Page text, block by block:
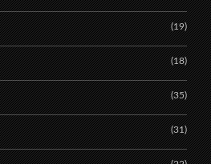
(19)
(18)
(35)
(31)